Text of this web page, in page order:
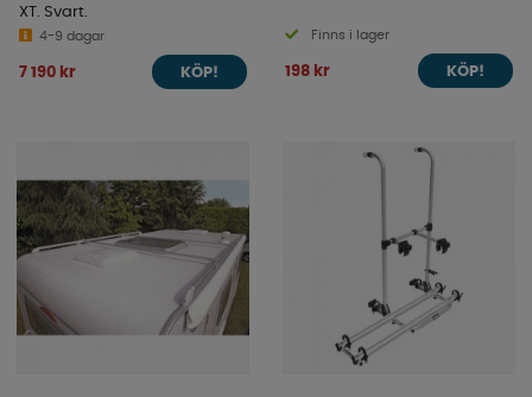
XT. Svart.
4-9 dagar
7 190 kr KÖP!
Finns i lager
198 kr KÖP!